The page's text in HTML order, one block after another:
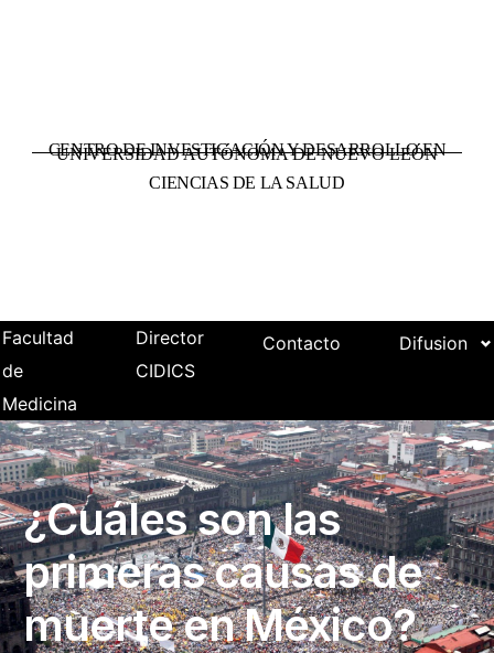
UNIVERSIDAD AUTÓNOMA DE NUEVO LEÓN
CENTRO DE INVESTIGACIÓN Y DESARROLLO EN
CIENCIAS DE LA SALUD
Facultad
de
Medicina
Director
CIDICS
Contacto Difusion
¿Cuáles son las
primeras causas de
muerte en México?